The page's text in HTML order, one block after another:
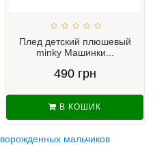
Плед детский плюшевый
minky Машинки...
490 грн
В КОШИК
мальчиков